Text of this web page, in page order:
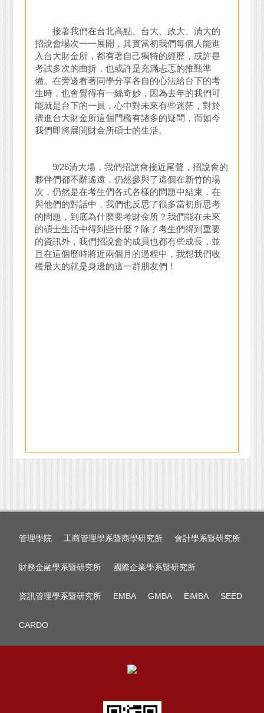
接著我們在台北高點、台大、政大、清大的
招說會場次一一展開，其實當初我們每個人能進
入台大財金所，都有著自己獨特的經歷，或許是
考試多次的曲折，也或許是充滿忐忑的推甄準
備。在旁邊看著同學分享各自的心法給台下的考
生時，也會覺得有一絲奇妙，因為去年的我們可
能就是台下的一員，心中對未來有些迷茫，對於
擠進台大財金所這個門檻有諸多的疑問，而如今
我們即將展開財金所碩士的生活。
9/26清大場，我們招說會接近尾聲，招說會的
夥伴們都不辭遙遠，仍然參與了這個在新竹的場
次，仍然是在考生們各式各樣的問題中結束，在
與他們的對話中，我們也反思了很多當初所思考
的問題，到底為什麼要考財金所？我們能在未來
的碩士生活中得到些什麼？除了考生們得到重要
的資訊外，我們招說會的成員也都有些成長，並
且在這個歷時將近兩個月的過程中，我想我們收
穫最大的就是身邊的這一群朋友們！
管理學院 工商管理學系暨商學研究所 會計學系暨研究所
財務金融學系暨研究所 國際企業學系暨研究所
資訊管理學系暨研究所 EMBA GMBA EiMBA SEED
CARDO